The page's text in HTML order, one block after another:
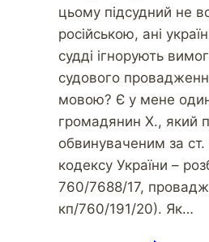
цьому підсудний не
російською, ані
судді ігнорують
судового
мовою? Є у мене
громадянин Х., який
обвинуваченим за
кодексу України –
760/7688/17,
кп/760/191/20). Як…